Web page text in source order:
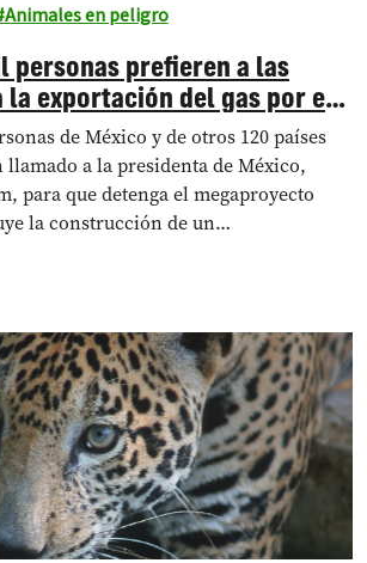
Animales en peligro
personas prefieren a las
la exportación del gas por el
de México y de otros 120 países
a la presidenta de México,
para que detenga el megaproyecto
la construcción de un
la salud de cientos de
del Golfo de California,